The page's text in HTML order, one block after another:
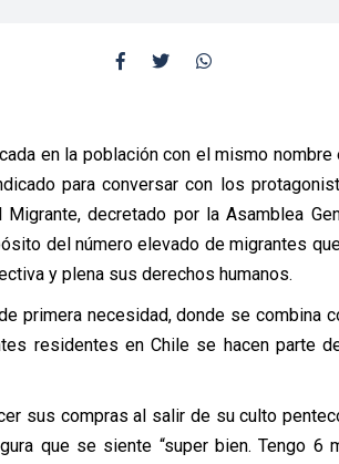
en la población con el mismo nombre
para conversar con los
decretado por la Asamblea
del número elevado de migrantes
y plena sus derechos humanos.
primera necesidad, donde se combina
residentes en Chile se hacen parte
sus compras al salir de su culto
que se siente “super bien. Tengo 6